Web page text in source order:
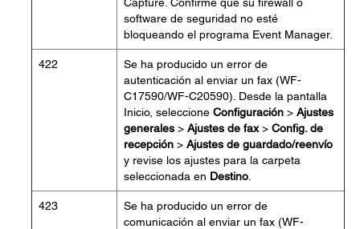
software de seguridad no esté
bloqueando el programa Event Manager.
422
Se ha producido un error de
autenticación al enviar un fax (WF-
C17590/WF-C20590). Desde la pantalla
Inicio, seleccione Configuración > Ajustes
generales > Ajustes de fax> Config. de
recepción > Ajustes de guardado/reenvío
y revise los ajustes para la carpeta
seleccionada en Destino
423
Se ha producido un error de
comunicación al enviar un fax (WF-